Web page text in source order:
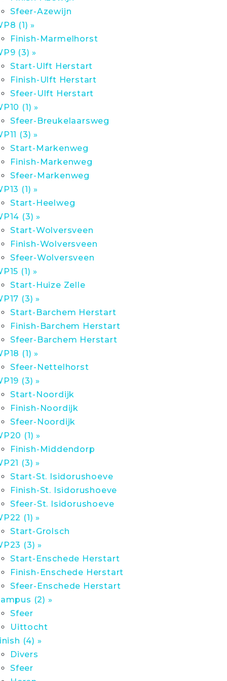
Sfeer-Azewijn
(1) »
Finish-Marmelhorst
(3) »
Start-Ulft Herstart
Finish-Ulft Herstart
Sfeer-Ulft Herstart
(1) »
Sfeer-Breukelaarsweg
(3) »
Start-Markenweg
Finish-Markenweg
Sfeer-Markenweg
(1) »
Start-Heelweg
(3) »
Start-Wolversveen
Finish-Wolversveen
Sfeer-Wolversveen
(1) »
Start-Huize Zelle
(3) »
Start-Barchem Herstart
Finish-Barchem Herstart
Sfeer-Barchem Herstart
(1) »
Sfeer-Nettelhorst
(3) »
Start-Noordijk
Finish-Noordijk
Sfeer-Noordijk
(1) »
Finish-Middendorp
(3) »
Start-St. Isidorushoeve
Finish-St. Isidorushoeve
Sfeer-St. Isidorushoeve
(1) »
Start-Grolsch
(3) »
Start-Enschede Herstart
Finish-Enschede Herstart
Sfeer-Enschede Herstart
(2) »
Sfeer
Uittocht
(4) »
Divers
Sfeer